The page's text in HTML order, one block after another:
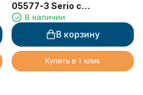
05577-3 Serio с
термостатом 6282
В наличии
В корзину
Купить в 1 клик